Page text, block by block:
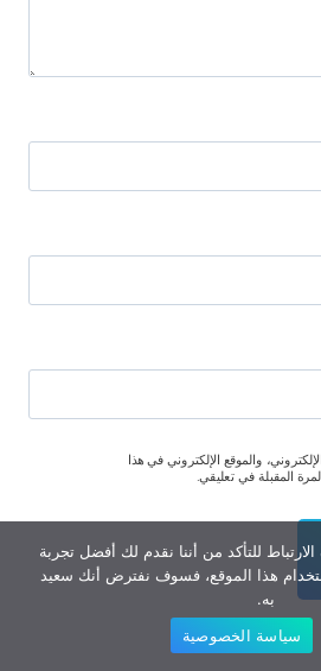
والموقع الإلكتروني في هذا
المقبلة في تعليقي.
للتأكد من أننا نقدم لك أفضل تجربة
هذا الموقع، فسوف نفترض أنك سعيد
به.
سياسة الخصوصية